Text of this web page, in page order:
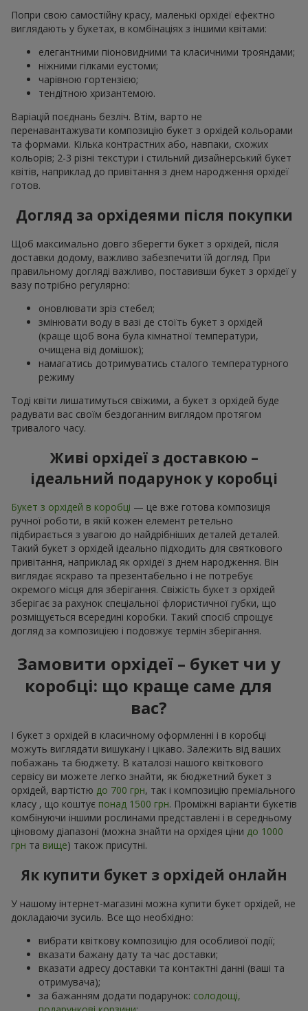
Попри свою самостійну красу, маленькі орхідеї ефектно
виглядають у букетах, в комбінаціях з іншими квітами:
елегантними піоновидними та класичними трояндами;
ніжними гілками еустоми;
чарівною гортензією;
тендітною хризантемою.
Варіацій поєднань безліч. Втім, варто не
перенавантажувати композицію букет з орхідей кольорами
та формами. Кілька контрастних або, навпаки, схожих
кольорів; 2-3 різні текстури і стильний дизайнерський букет
квітів, наприклад до привітання з днем народження орхідеї
готов.
Догляд за орхідеями після покупки
Щоб максимально довго зберегти букет з орхідей, після
доставки додому, важливо забезпечити їй догляд. При
правильному догляді важливо, поставивши букет з орхідеї у
вазу потрібно регулярно:
оновлювати зріз стебел;
змінювати воду в вазі де стоїть букет з орхідей
(краще щоб вона була кімнатної температури,
очищена від домішок);
намагатись дотримуватись сталого температурного
режиму
Тоді квіти лишатимуться свіжими, а букет з орхідей буде
радувати вас своїм бездоганним виглядом протягом
тривалого часу.
Живі орхідеї з доставкою –
ідеальний подарунок у коробці
Букет з орхідей в коробці — це вже готова композиція
ручної роботи, в якій кожен елемент ретельно
підбирається з увагою до найдрібніших деталей деталей.
Такий букет з орхідей ідеально підходить для святкового
привітання, наприклад як орхідеї з днем народження. Він
виглядає яскраво та презентабельно і не потребує
окремого місця для зберігання. Свіжість букет з орхідей
зберігає за рахунок спеціальної флористичної губки, що
розміщується всередині коробки. Такий спосіб спрощує
догляд за композицією і подовжує термін зберігання.
Замовити орхідеї – букет чи у
коробці: що краще саме для
вас?
І букет з орхідей в класичному оформленні і в коробці
можуть виглядати вишукану і цікаво. Залежить від ваших
побажань та бюджету. В каталозі нашого квіткового
сервісу ви можете легко знайти, як бюджетний букет з
орхідей, вартістю до 700 грн, так і композицію преміального
класу , що коштує понад 1500 грн. Проміжні варіанти букетів
комбінуючи іншими рослинами представлені і в середньому
ціновому діапазоні (можна знайти на орхідея ціни до 1000
грн та вище) також присутні.
Як купити букет з орхідей онлайн
У нашому інтернет-магазині можна купити букет орхідей, не
докладаючи зусиль. Все що необхідно:
вибрати квіткову композицію для особливої події;
вказати бажану дату та час доставки;
вказати адресу доставки та контактні данні (ваші та
отримувача);
за бажанням додати подарунок: солодощі,